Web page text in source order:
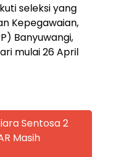
seleksi yang
Kepegawaian,
Banyuwangi,
mulai 26 April
Sentosa 2
Masih